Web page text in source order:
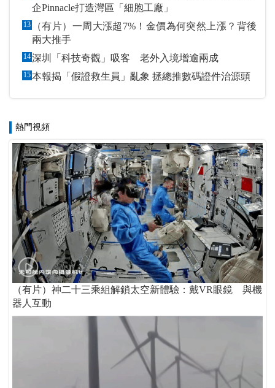
企Pinnacle打造灣區「細胞工廠」
13
（有片）一周大漲超7%！金價為何突然上漲？背後
兩大推手
14深圳「科技奇觀」吸客 老外入境增逾兩成
15 本報揭「假證救生員」亂象 拯總推數碼證件治源頭
熱門視頻
（有片）神二十三乘組解鎖太空新體驗：戴VR眼鏡 與機
器人互動